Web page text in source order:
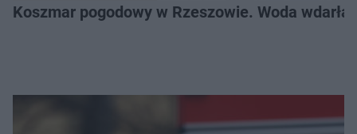
Koszmar pogodowy w Rzeszowie. Woda